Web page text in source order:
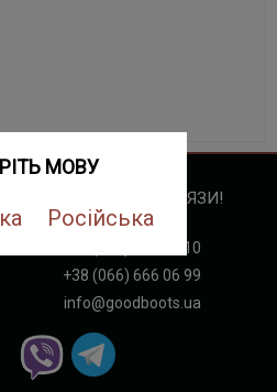
МОВУ
Російська
МЫ ВСЕГДА НА СВЯЗИ!
+38 (067) 143 10 10
+38 (066) 666 06 99
info@goodboots.ua